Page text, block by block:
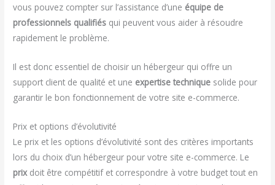
vous pouvez compter sur l’assistance d’une équipe de
professionnels qualifiés qui peuvent vous aider à résoudre
rapidement le problème.
Il est donc essentiel de choisir un hébergeur qui offre un
support client de qualité et une expertise technique solide pour
garantir le bon fonctionnement de votre site e-commerce.
Prix et options d’évolutivité
Le prix et les options d’évolutivité sont des critères importants
lors du choix d’un hébergeur pour votre site e-commerce. Le
prix doit être compétitif et correspondre à votre budget tout en